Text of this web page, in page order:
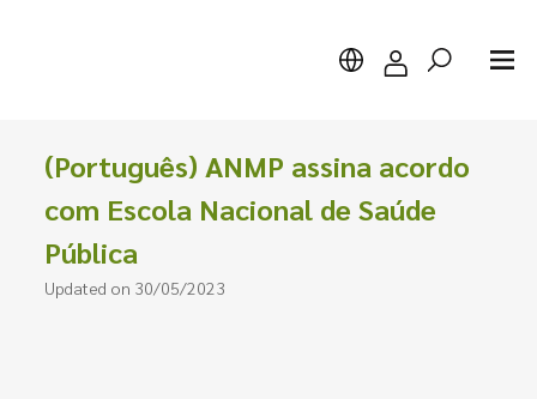
Search
(Português) ANMP assina acordo
com Escola Nacional de Saúde
Pública
Updated on 30/05/2023